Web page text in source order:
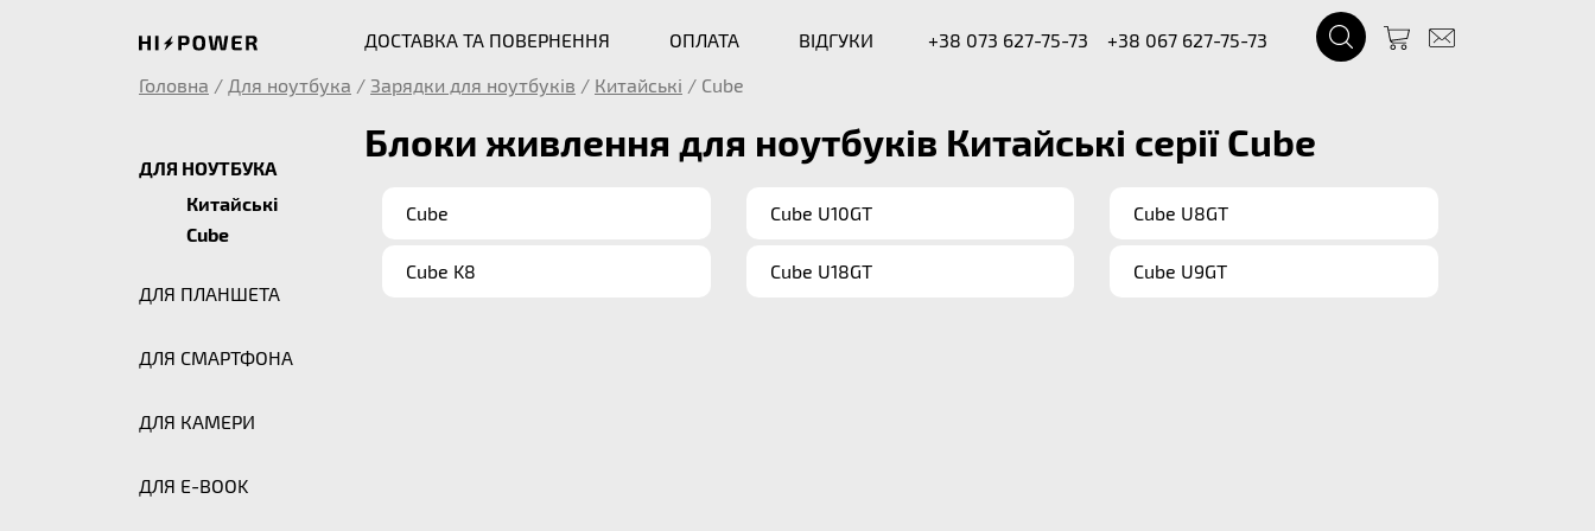
ДОСТАВКА ТА ПОВЕРНЕННЯ ОПЛАТА ВІДГУКИ +38 073 627-75-73
+38 067 627-75-73
Головна / Для ноутбука / Зарядки для ноутбуків / Китайські / Cube
ДЛЯ НОУТБУКА
Китайські
Cube
ДЛЯ ПЛАНШЕТА
ДЛЯ СМАРТФОНА
ДЛЯ КАМЕРИ
ДЛЯ E-BOOK
Блоки живлення для ноутбуків Китайські серії Cube
Cube
Cube K8
Cube U10GT
Cube U18GT
Cube U8GT
Cube U9GT